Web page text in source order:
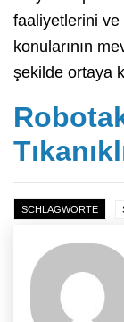
faaliyetlerini ve
konularının
şekilde ortaya
SCHLAGWORTE